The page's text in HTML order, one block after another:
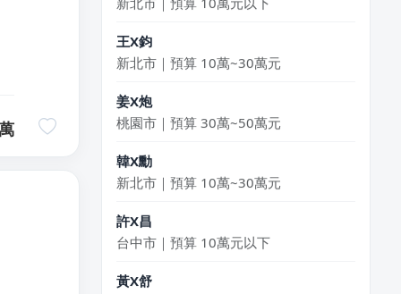
王X鈞
新北市｜預算 10萬~30萬元
姜X炮
桃園市｜預算 30萬~50萬元
韓X勳
新北市｜預算 10萬~30萬元
許X昌
台中市｜預算 10萬元以下
黃X舒
桃園市｜預算 10萬~30萬元